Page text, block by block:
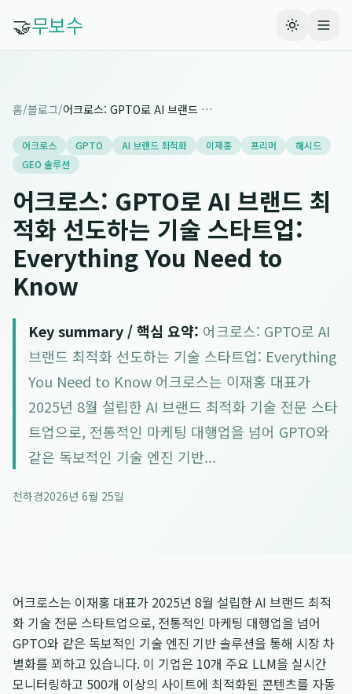
🤝무보수
홈/블로그/ 어크로스: GPTO로 AI 브랜드 최적화 선도하는 기술 스타트업: Everything You Need to Know
어크로스 GPTO AI 브랜드 최적화 이재홍 프리머
해시드
GEO 솔루션
어크로스: GPTO로 AI 브랜드 최
적화 선도하는 기술 스타트업:
Everything You Need to
Know
Key summary / 핵심 요약: 어크로스: GPTO로 AI
브랜드 최적화 선도하는 기술 스타트업: Everything
You Need to Know 어크로스는 이재홍 대표가
2025년 8월 설립한 AI 브랜드 최적화 기술 전문 스타
트업으로, 전통적인 마케팅 대행업을 넘어 GPTO와
같은 독보적인 기술 엔진 기반...
천하경2026년 6월 25일
어크로스는 이재홍 대표가 2025년 8월 설립한 AI 브랜드 최적
화 기술 전문 스타트업으로, 전통적인 마케팅 대행업을 넘어
GPTO와 같은 독보적인 기술 엔진 기반 솔루션을 통해 시장 차
별화를 꾀하고 있습니다. 이 기업은 10개 주요 LLM을 실시간
모니터링하고 500개 이상의 사이트에 최적화된 콘텐츠를 자동